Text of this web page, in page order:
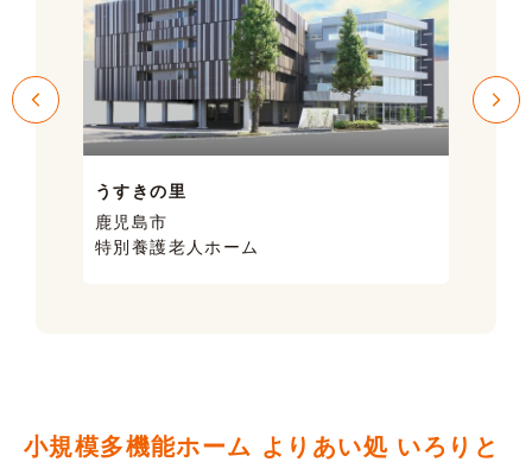
うすきの里
鹿児島市
特別養護老人ホーム
小規模多機能ホーム よりあい処 いろりと